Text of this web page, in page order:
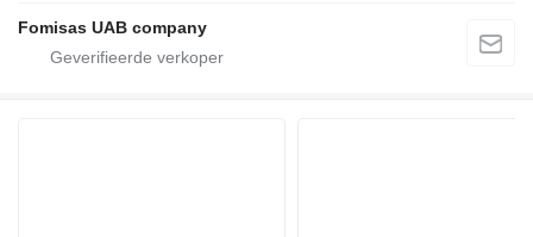
Fomisas UAB company